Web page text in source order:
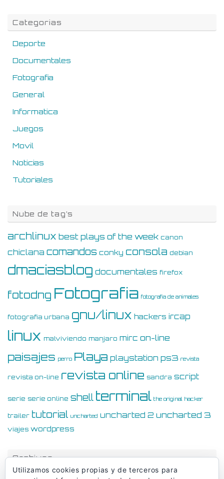
Categorias
Deporte
Documentales
Fotografia
General
Informatica
Juegos
Movil
Noticias
Tutoriales
Nube de tag’s
archlinux best plays of the week canon
chiclana comandos conky consola debian
dmaciasblog documentales firefox
fotodng Fotografia fotografia de animales
fotografia urbana gnu/linux hackers ircap
linux malviviendo manjaro mirc on-line
paisajes perro Playa playstation ps3 revista
revista on-line revista online sandra script
serie serie online shell terminal the original hacker
trailer tutorial uncharted uncharted 2 uncharted 3
viajes wordpress
Archivos
Utilizamos cookies propias y de terceros para